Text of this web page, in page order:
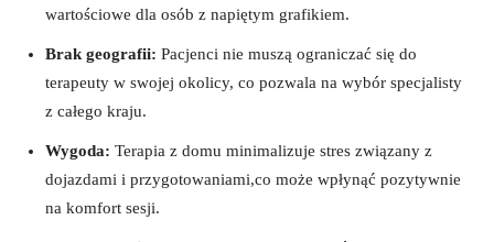
⁣wartościowe dla osób z‌ napiętym grafikiem.
Brak geografii: Pacjenci nie ‍muszą ograniczać się do
terapeuty w swojej okolicy, co pozwala⁤ na wybór ⁣specjalisty
z całego kraju.
Wygoda: Terapia z⁢ domu ‌minimalizuje​ stres związany ⁣z
dojazdami ⁢i przygotowaniami,co​ może wpłynąć​ pozytywnie
na komfort sesji.